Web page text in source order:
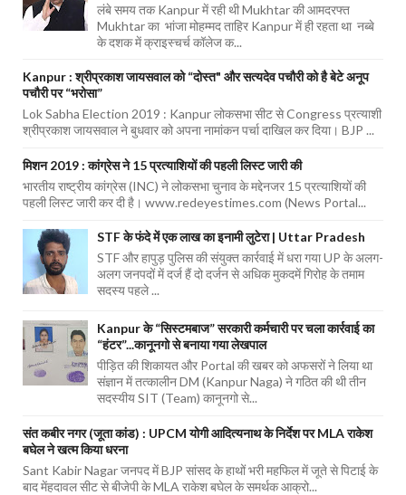
लंबे समय तक Kanpur में रही थी Mukhtar की आमदरफ्त
Mukhtar का भांजा मोहम्मद ताहिर Kanpur में ही रहता था नब्बे
के दशक में क्राइस्चर्च कॉलेज क...
Kanpur : श्रीप्रकाश जायसवाल को “दोस्त" और सत्यदेव पचौरी को है बेटे अनूप
पचौरी पर “भरोसा”
Lok Sabha Election 2019 : Kanpur लोकसभा सीट से Congress प्रत्याशी
श्रीप्रकाश जायसवाल ने बुधवार को अपना नामांकन पर्चा दाखिल कर दिया। BJP ...
मिशन 2019 : कांग्रेस ने 15 प्रत्याशियों की पहली लिस्ट जारी की
भारतीय राष्ट्रीय कांग्रेस (INC) ने लोकसभा चुनाव के मद्देनजर 15 प्रत्याशियों की
पहली लिस्ट जारी कर दी है। www.redeyestimes.com (News Portal...
STF के फंदे में एक लाख का इनामी लुटेरा | Uttar Pradesh
STF और हापुड़ पुलिस की संयुक्त कार्रवाई में धरा गया UP के अलग-
अलग जनपदों में दर्ज हैं दो दर्जन से अधिक मुकदमें गिरोह के तमाम
सदस्य पहले ...
Kanpur के “सिस्टमबाज” सरकारी कर्मचारी पर चला कार्रवाई का
“हंटर”...कानूनगो से बनाया गया लेखपाल
पीड़ित की शिकायत और Portal की खबर को अफसरों ने लिया था
संज्ञान में तत्कालीन DM (Kanpur Naga) ने गठित की थी तीन
सदस्यीय SIT (Team) कानूनगो से...
संत कबीर नगर (जूता कांड) : UPCM योगी आदित्यनाथ के निर्देश पर MLA राकेश
बघेल ने खत्म किया धरना
Sant Kabir Nagar जनपद में BJP सांसद के हाथों भरी महफिल में जूते से पिटाई के
बाद मेंहदावल सीट से बीजेपी के MLA राकेश बघेल के समर्थक आक्रो...